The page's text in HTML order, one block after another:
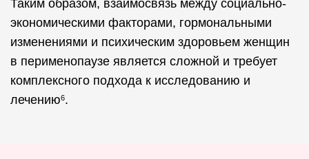
Таким образом, взаимосвязь между социально-
экономическими факторами, гормональными
изменениями и психическим здоровьем женщин
в перименопаузе является сложной и требует
комплексного подхода к исследованию и
лечению6.